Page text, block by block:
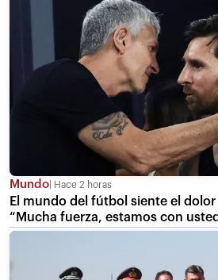
Mundo Hace 2 horas
El mundo del fútbol siente el dolor
“Mucha fuerza, estamos con